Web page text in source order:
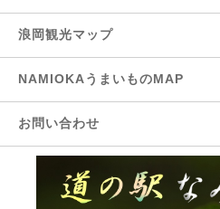
浪岡観光マップ
NAMIOKAうまいものMAP
お問い合わせ